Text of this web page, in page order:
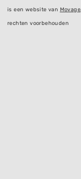
is een website van Movage
rechten voorbehouden